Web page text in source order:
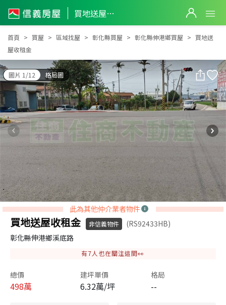
買地送屋收租金
買地送屋收租金
首頁 買屋 區域找屋 彰化縣買屋 彰化縣伸港鄉買屋
買地送
屋收租金
圖片 1/12 格局圖
此為其他仲介業者物件
買地送屋收租金 非信義物件
(RS92433HB)
彰化縣伸港鄉溪底路
有7人也在關注這間👀
總價
498萬
建坪單價
6.32萬/坪
格局
--